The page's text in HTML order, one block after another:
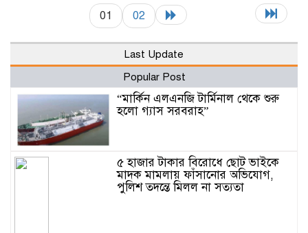
01 02
Last Update
Popular Post
“মার্কিন এলএনজি টার্মিনাল থেকে শুরু
হলো গ্যাস সরবরাহ”
‎৫ হাজার টাকার বিরোধে ছোট ভাইকে
মাদক মামলায় ফাঁসানোর অভিযোগ,
পুলিশ তদন্তে মিলল না সত্যতা